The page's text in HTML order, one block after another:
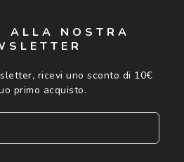
ALLA NOSTRA
ricevi uno sconto di 10€
primo acquisto.